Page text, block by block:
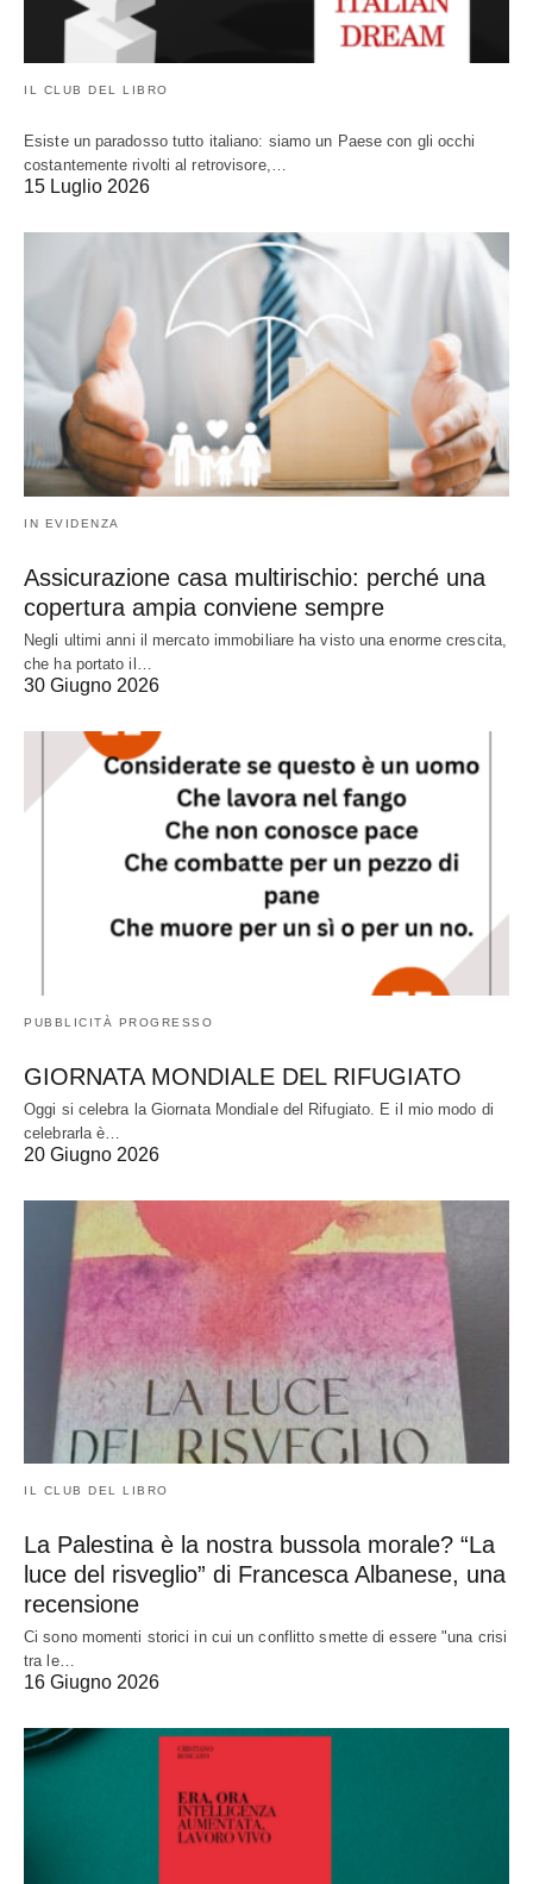
IL CLUB DEL LIBRO
Esiste un paradosso tutto italiano: siamo un Paese con gli occhi
costantemente rivolti al retrovisore,…
15 Luglio 2026
IN EVIDENZA
Assicurazione casa multirischio: perché una
copertura ampia conviene sempre
Negli ultimi anni il mercato immobiliare ha visto una enorme crescita,
che ha portato il…
30 Giugno 2026
PUBBLICITÀ PROGRESSO
GIORNATA MONDIALE DEL RIFUGIATO
Oggi si celebra la Giornata Mondiale del Rifugiato. E il mio modo di
celebrarla è…
20 Giugno 2026
IL CLUB DEL LIBRO
La Palestina è la nostra bussola morale? “La
luce del risveglio” di Francesca Albanese, una
recensione
Ci sono momenti storici in cui un conflitto smette di essere "una crisi
tra le…
16 Giugno 2026